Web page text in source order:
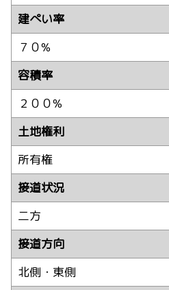
建ぺい率
７０%
容積率
２００%
土地権利
所有権
接道状況
二方
接道方向
北側・東側